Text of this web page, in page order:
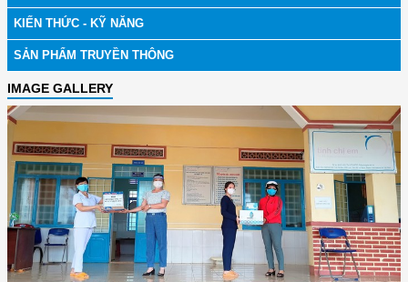
KIẾN THỨC - KỸ NĂNG
SẢN PHẨM TRUYỀN THÔNG
IMAGE GALLERY